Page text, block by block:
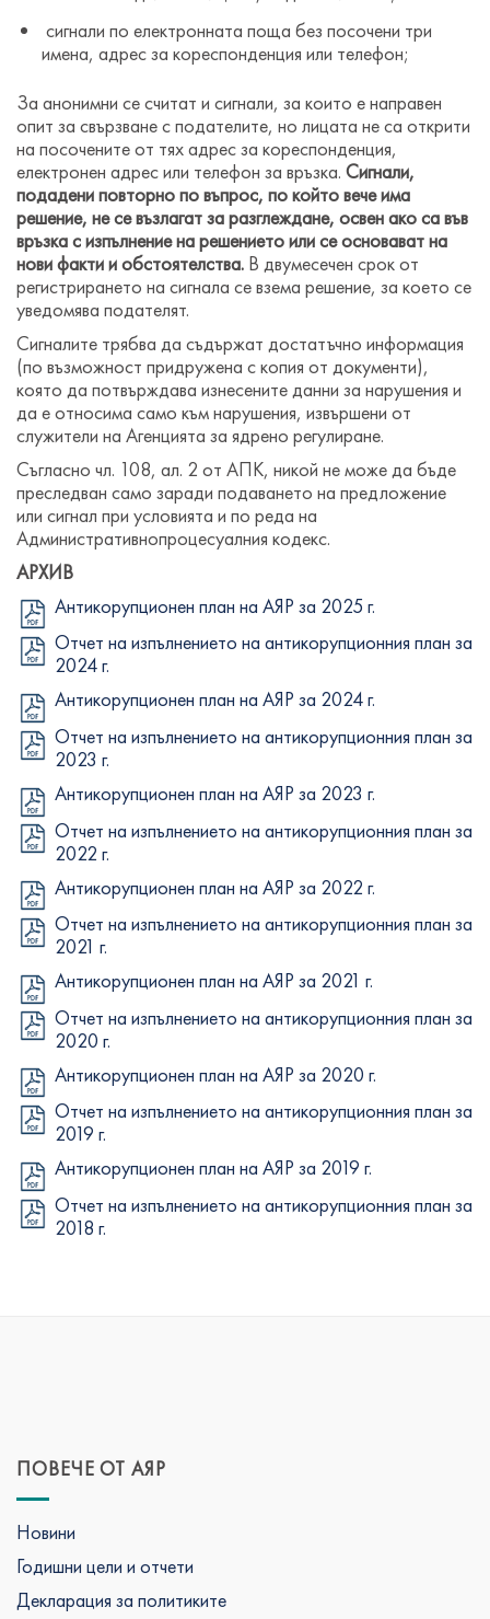
сигнали по електронната поща без посочени три
имена, адрес за кореспонденция или телефон;
За анонимни се считат и сигнали, за които е направен
опит за свързване с подателите, но лицата не са открити
на посочените от тях адрес за кореспонденция,
електронен адрес или телефон за връзка. Сигнали,
подадени повторно по въпрос, по който вече има
решение, не се възлагат за разглеждане, освен ако са във
връзка с изпълнение на решението или се основават на
нови факти и обстоятелства. В двумесечен срок от
регистрирането на сигнала се взема решение, за което се
уведомява подателят.
Сигналите трябва да съдържат достатъчно информация
(по възможност придружена с копия от документи),
която да потвърждава изнесените данни за нарушения и
да е относима само към нарушения, извършени от
служители на Агенцията за ядрено регулиране.
Съгласно чл. 108, ал. 2 от АПК, никой не може да бъде
преследван само заради подаването на предложение
или сигнал при условията и по реда на
Административнопроцесуалния кодекс.
АРХИВ
Антикорупционен план на АЯР за 2025 г.
Отчет на изпълнението на антикорупционния план за
2024 г.
Антикорупционен план на АЯР за 2024 г.
Отчет на изпълнението на антикорупционния план за
2023 г.
Антикорупционен план на АЯР за 2023 г.
Отчет на изпълнението на антикорупционния план за
2022 г.
Антикорупционен план на АЯР за 2022 г.
Отчет на изпълнението на антикорупционния план за
2021 г.
Антикорупционен план на АЯР за 2021 г.
Отчет на изпълнението на антикорупционния план за
2020 г.
Антикорупционен план на АЯР за 2020 г.
Отчет на изпълнението на антикорупционния план за
2019 г.
Антикорупционен план на АЯР за 2019 г.
Отчет на изпълнението на антикорупционния план за
2018 г.
ПОВЕЧЕ ОТ АЯР
Новини
Годишни цели и отчети
Декларация за политиките